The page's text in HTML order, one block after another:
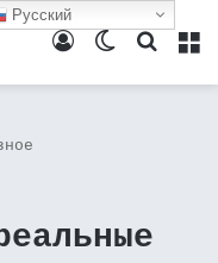
Поиск
Switch
Войти
Русский